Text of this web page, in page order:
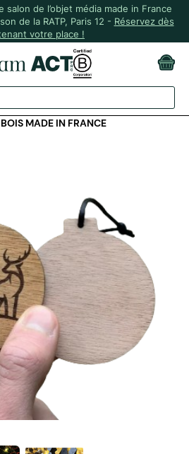
salon de l’objet média made in France
de la RATP, Paris 12 - Réservez dès
votre place !
MADE IN FRANCE